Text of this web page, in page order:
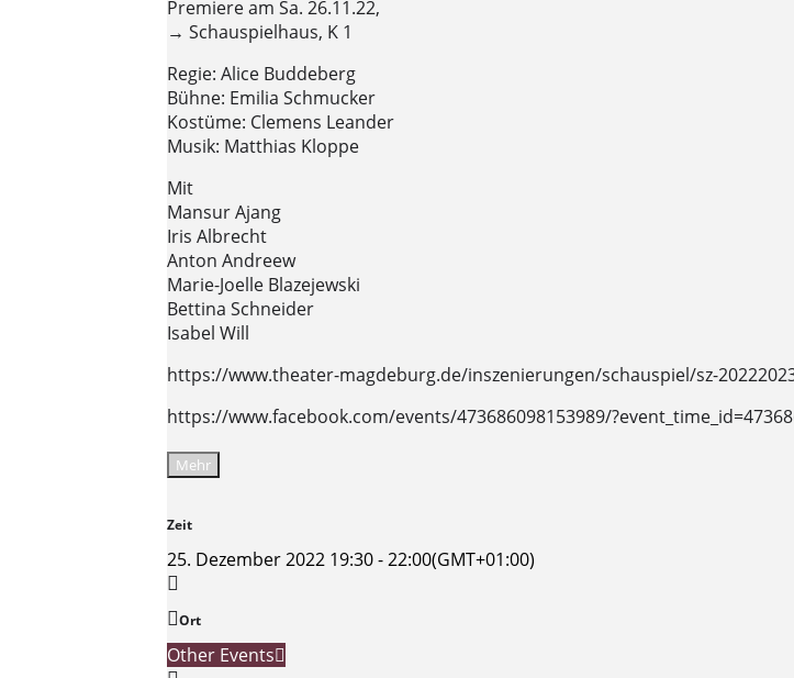
Premiere am Sa. 26.11.22,
→ Schauspielhaus, K 1
Regie: Alice Buddeberg
Bühne: Emilia Schmucker
Kostüme: Clemens Leander
Musik: Matthias Kloppe
Mit
Mansur Ajang
Iris Albrecht
Anton Andreew
Marie-Joelle Blazejewski
Bettina Schneider
Isabel Will
https://www.theater-magdeburg.de/inszenierungen/schauspiel/sz-
https://www.facebook.com/events/473686098153989/
Mehr
Zeit
25. Dezember 2022 19:30-22:00(GMT+01:00)
Ort
Other Events